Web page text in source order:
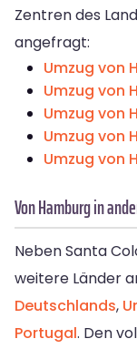
Zentren des
angefragt:
Umzug von
Umzug von
Umzug von
Umzug von
Umzug von
Von Hamburg in
Neben Santa
weitere Länder
Deutschlands,
Portugal. Den